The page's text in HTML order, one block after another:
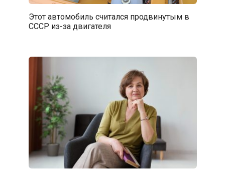
Этот автомобиль считался продвинутым в
СССР из-за двигателя